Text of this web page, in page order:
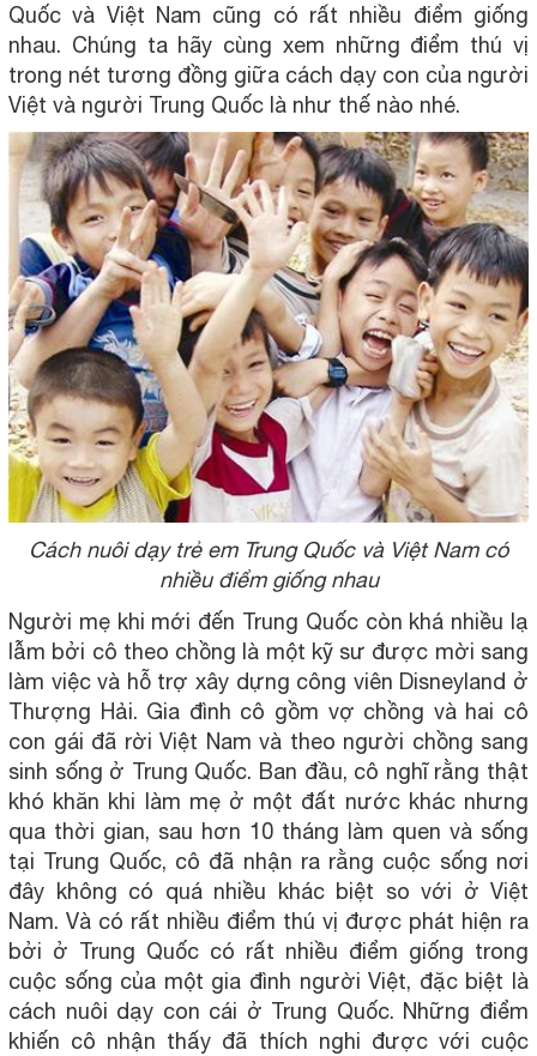
Quốc và Việt Nam cũng có rất nhiều điểm giống
nhau. Chúng ta hãy cùng xem những điểm thú vị
trong nét tương đồng giữa cách dạy con của người
Việt và người Trung Quốc là như thế nào nhé.
Cách nuôi dạy trẻ em Trung Quốc và Việt Nam có
nhiều điểm giống nhau
Người mẹ khi mới đến Trung Quốc còn khá nhiều lạ
lẫm bởi cô theo chồng là một kỹ sư được mời sang
làm việc và hỗ trợ xây dựng công viên Disneyland ở
Thượng Hải. Gia đình cô gồm vợ chồng và hai cô
con gái đã rời Việt Nam và theo người chồng sang
sinh sống ở Trung Quốc. Ban đầu, cô nghĩ rằng thật
khó khăn khi làm mẹ ở một đất nước khác nhưng
qua thời gian, sau hơn 10 tháng làm quen và sống
tại Trung Quốc, cô đã nhận ra rằng cuộc sống nơi
đây không có quá nhiều khác biệt so với ở Việt
Nam. Và có rất nhiều điểm thú vị được phát hiện ra
bởi ở Trung Quốc có rất nhiều điểm giống trong
cuộc sống của một gia đình người Việt, đặc biệt là
cách nuôi dạy con cái ở Trung Quốc. Những điểm
khiến cô nhận thấy đã thích nghi được với cuộc